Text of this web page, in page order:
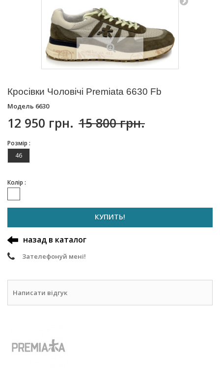
Кросівки Чоловічі Premiata 6630 Fb
Модель 6630
12 950 грн. 15 800 грн.
Розмір :
46
Колір :
КУПИТЬ!
назад в каталог
Зателефонуй мені!
Написати відгук